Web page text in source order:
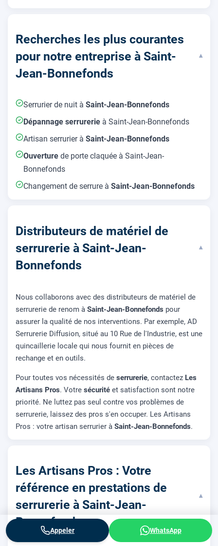
Recherches les plus courantes
pour notre entreprise à Saint-
Jean-Bonnefonds
▾
Serrurier de nuit à Saint-Jean-Bonnefonds
Dépannage serrurerie à Saint-Jean-Bonnefonds
Artisan serrurier à Saint-Jean-Bonnefonds
Ouverture de porte claquée à Saint-Jean-
Bonnefonds
Changement de serrure à Saint-Jean-Bonnefonds
Distributeurs de matériel de
serrurerie à Saint-Jean-
Bonnefonds
▾
Nous collaborons avec des distributeurs de matériel de
serrurerie de renom à Saint-Jean-Bonnefonds pour
assurer la qualité de nos interventions. Par exemple, AD
Serrurerie Diffusion, situé au 10 Rue de l'Industrie, est une
quincaillerie locale qui nous fournit en pièces de
rechange et en outils.
Pour toutes vos nécessités de serrurerie, contactez Les
Artisans Pros. Votre sécurité et satisfaction sont notre
priorité. Ne luttez pas seul contre vos problèmes de
serrurerie, laissez des pros s'en occuper. Les Artisans
Pros : votre artisan serrurier à Saint-Jean-Bonnefonds.
Les Artisans Pros : Votre
référence en prestations de
serrurerie à Saint-Jean-
Bonnefonds
▾
Appeler WhatsApp